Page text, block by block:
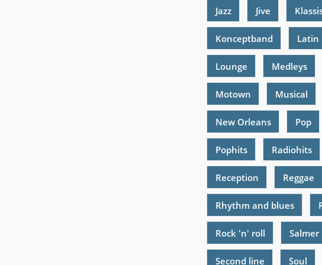
Jazz Jive
Konceptband Latin
Lounge Medleys
Motown Musical
New Orleans Pop
Pophits Radiohits
Reception Reggae
Rhythm and blues
Rock 'n' roll Salmer
Second line Soul